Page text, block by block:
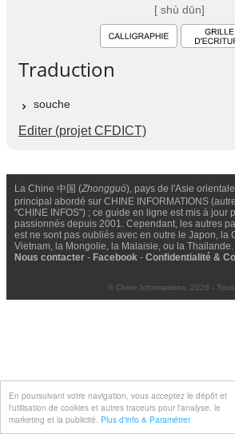
En poursuivant votre navigation, vous acceptez le dépôt et
l'utilisation de cookies et autres traceurs pour l'analyse, le
marketing et la publicité. Plus d'info & Paramétrer
[ shù dūn]
Traduction
souche
Editer (projet CFDICT)
La Chine 中国 (Zhongguó), pays de l'Asie
principal abordé sur CHINE INFORMATIONS
"CHINE INFOS") ; ce guide en ligne est mis à jour
passionnés depuis 2001. Cependant, les autres
est ne sont pas oubliés avec en outre le Japon, la
Vietnam, la Mongolie, la Malaisie, ou la Thailande.
Nous contacter - Facebook - Confidentialité &
© Chine Informations, 2026 -